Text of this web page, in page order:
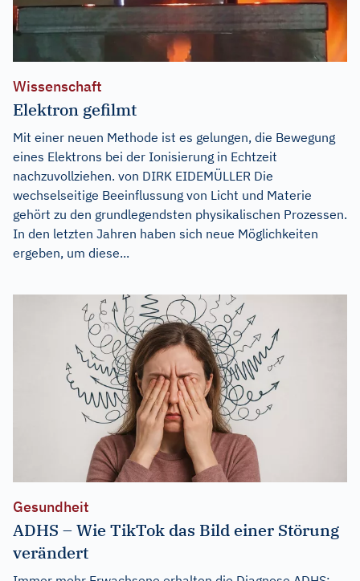
Wissenschaft
Elektron gefilmt
Mit einer neuen Methode ist es gelungen, die Bewegung
eines Elektrons bei der Ionisierung in Echtzeit
nachzuvollziehen. von DIRK EIDEMÜLLER Die
wechselseitige Beeinflussung von Licht und Materie
gehört zu den grundlegendsten physikalischen Prozessen.
In den letzten Jahren haben sich neue Möglichkeiten
ergeben, um diese...
Gesundheit
ADHS – Wie TikTok das Bild einer Störung
verändert